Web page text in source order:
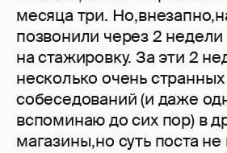
месяца три.
позвонили через 2
на стажировку. За эти 2
несколько очень странных
собеседований (и даже
вспоминаю до сих пор) в
магазины,но суть поста не